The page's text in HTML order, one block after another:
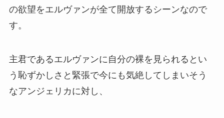
の欲望をエルヴァンが全て開放するシーンなので
す。
主君であるエルヴァンに自分の裸を見られるとい
う恥ずかしさと緊張で今にも気絶してしまいそう
なアンジェリカに対し、